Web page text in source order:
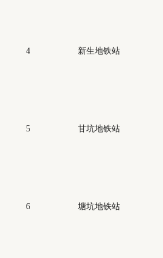
4 新生地铁站
5 甘坑地铁站
6 塘坑地铁站